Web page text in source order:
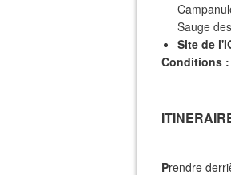
Sauge
Site de
Conditions :
Prendre